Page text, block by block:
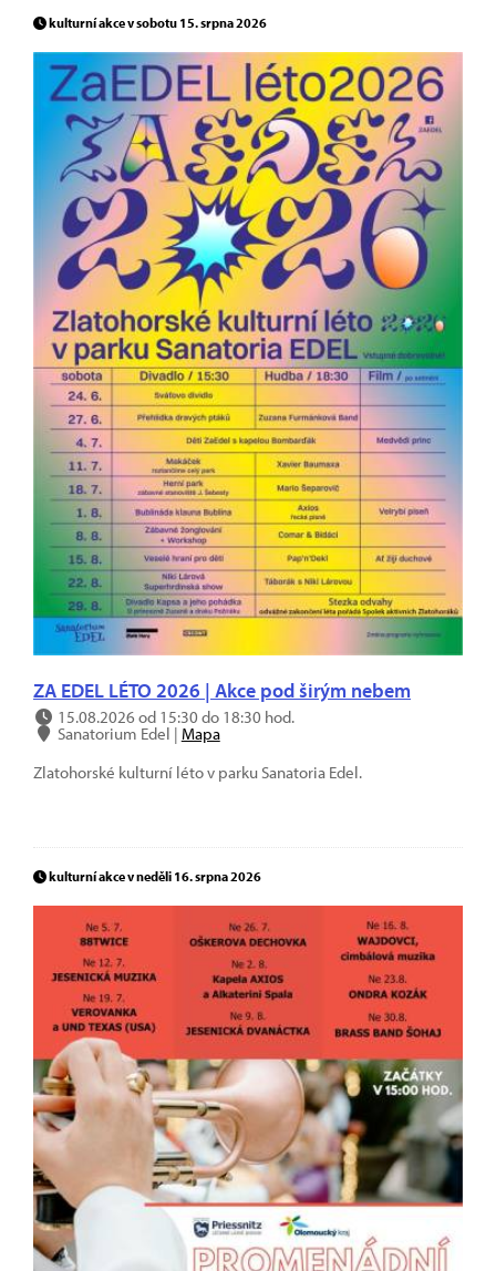
kulturní akce v sobotu 15. srpna 2026
ZA EDEL LÉTO 2026 | Akce pod širým nebem
15.08.2026 od 15:30 do 18:30 hod.
Sanatorium Edel | Mapa
Zlatohorské kulturní léto v parku Sanatoria Edel.
kulturní akce v neděli 16. srpna 2026